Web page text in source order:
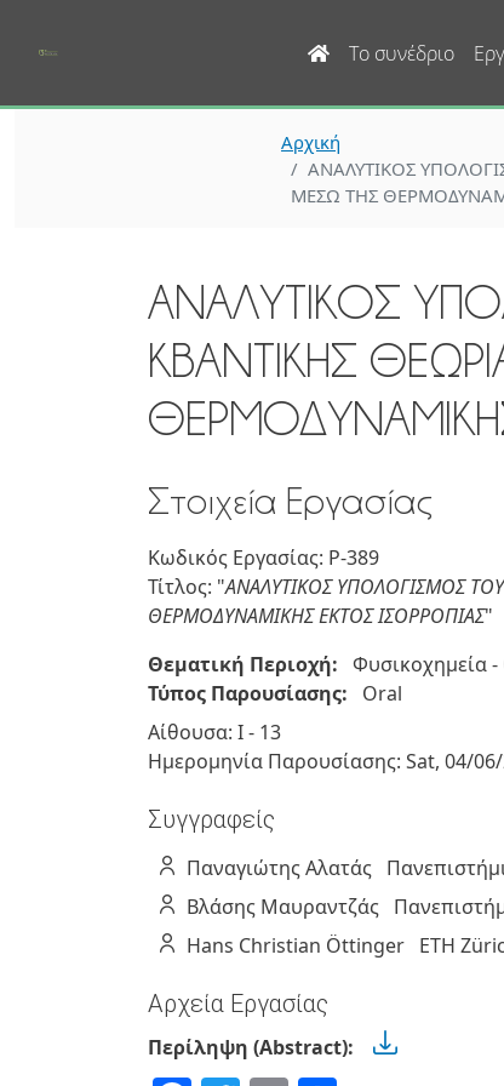
MainΤο συνέδριο
Αρχική
ΑΝΑΛΥΤΙΚΟΣ
ΜΕΣΩ ΤΗΣ
ΑΝΑΛΥΤΙΚΟΣ
ΚΒΑΝΤΙΚΗΣ
Στοιχεία Εργασίας
Κωδικός Εργασίας: P-389
Τίτλος: "ΑΝΑΛΥΤΙΚΟΣ ΥΠΟΛΟΓΙΣΜΟΣ
ΘΕΡΜΟΔΥΝΑΜΙΚΗΣ ΕΚΤΟΣ ΙΣΟΡΡΟΠΙΑΣ"
Θεματική Περιοχή: Φυσικοχημεία
Τύπος Παρουσίασης:
Oral
Αίθουσα: Ι - 13
Ημερομηνία Παρουσίασης: Sat, 04/
Συγγραφείς
ΠαναγιώτηςΑλατάς
Βλάσης Μαυραντζάς
Hans Christian Öttinger ETH
Αρχεία Εργασίας
Περίληψη (Abstract):